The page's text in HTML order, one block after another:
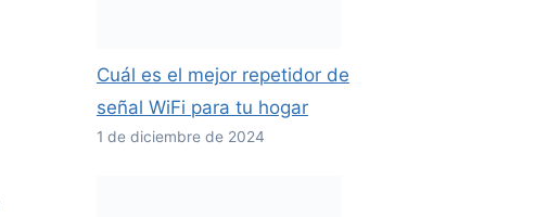
Cuál es el mejor repetidor de
señal WiFi para tu hogar
1 de diciembre de 2024